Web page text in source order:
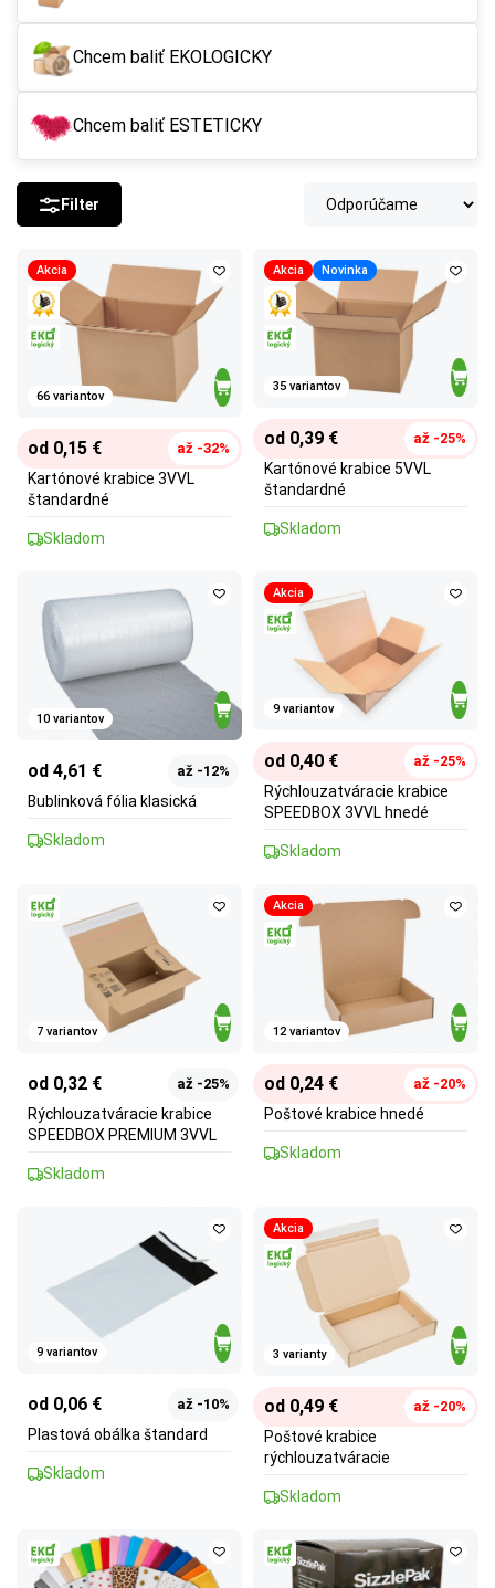
Chcem baliť EKOLOGICKY
Chcem baliť ESTETICKY
Filter
Akcia
66 variantov
od 0,15 € až -32%
Kartónové krabice 3VVL
štandardné
Skladom
Akcia Novinka
35 variantov
od 0,39 € až -25%
Kartónové krabice 5VVL
štandardné
Skladom
10 variantov
od 4,61 € až -12%
Bublinková fólia klasická
Skladom
Akcia
9 variantov
od 0,40 € až -25%
Rýchlouzatváracie krabice
SPEEDBOX 3VVL hnedé
Skladom
7 variantov
od 0,32 € až -25%
Rýchlouzatváracie krabice
SPEEDBOX PREMIUM 3VVL
Skladom
Akcia
12 variantov
od 0,24 € až -20%
Poštové krabice hnedé
Skladom
9 variantov
od 0,06 € až -10%
Plastová obálka štandard
Skladom
Akcia
3 varianty
od 0,49 € až -20%
Poštové krabice
rýchlouzatváracie
Skladom